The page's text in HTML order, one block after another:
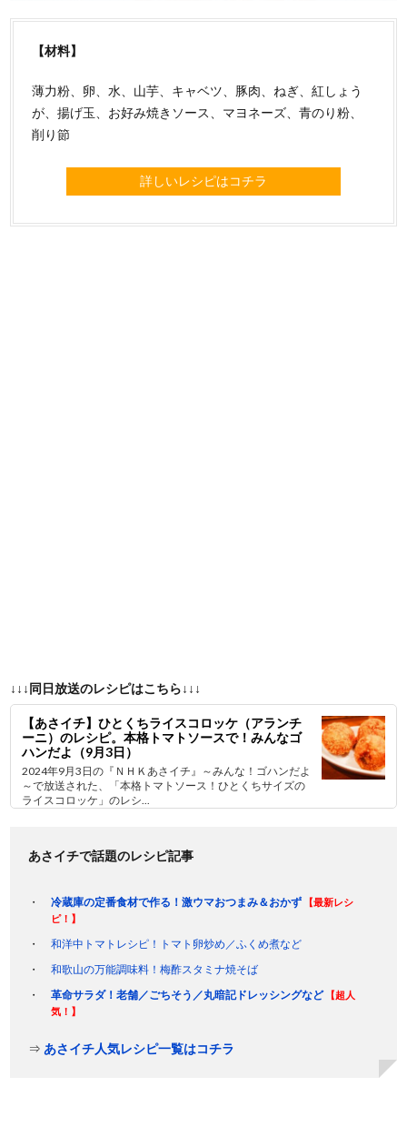
【材料】
薄力粉、卵、水、山芋、キャベツ、豚肉、ねぎ、紅しょう
が、揚げ玉、お好み焼きソース、マヨネーズ、青のり粉、
削り節
詳しいレシピはコチラ
↓↓↓同日放送のレシピはこちら↓↓↓
【あさイチ】ひとくちライスコロッケ（アランチ
ーニ）のレシピ。本格トマトソースで！みんなゴ
ハンだよ（9月3日）
2024年9月3日の『ＮＨＫあさイチ』～みんな！ゴハンだよ
～で放送された、「本格トマトソース！ひとくちサイズの
ライスコロッケ」のレシ...
あさイチで話題のレシピ記事
冷蔵庫の定番食材で作る！激ウマおつまみ＆おかず
【最新レシ
ピ！】
和洋中トマトレシピ！トマト卵炒め／ふくめ煮など
和歌山の万能調味料！梅酢スタミナ焼そば
革命サラダ！老舗／ごちそう／丸暗記ドレッシングなど
【超人
気！】
⇒あさイチ人気レシピ一覧はコチラ